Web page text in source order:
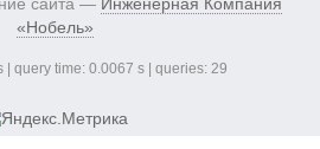
«Нобель»
| query time: 0.0067 s | queries: 29